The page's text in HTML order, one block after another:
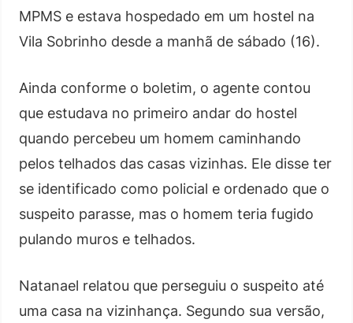
MPMS e estava hospedado em um hostel na
Vila Sobrinho desde a manhã de sábado (16).
Ainda conforme o boletim, o agente contou
que estudava no primeiro andar do hostel
quando percebeu um homem caminhando
pelos telhados das casas vizinhas. Ele disse ter
se identificado como policial e ordenado que o
suspeito parasse, mas o homem teria fugido
pulando muros e telhados.
Natanael relatou que perseguiu o suspeito até
uma casa na vizinhança. Segundo sua versão,